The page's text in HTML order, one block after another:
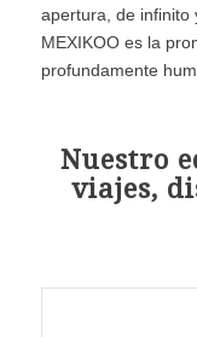
apertura, de infinito
MEXIKOO es la
profundamente
Nuestro
viajes,